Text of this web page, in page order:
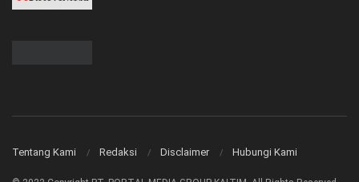
Tentang Kami Redaksi Disclaimer Hubungi Kami